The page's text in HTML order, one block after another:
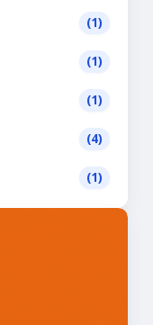
(1)
(1)
(1)
(4)
(1)